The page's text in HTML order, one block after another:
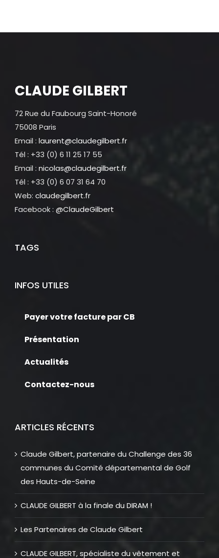
CLAUDE GILBERT
72 Rue du Faubourg Saint-Honoré
75008 Paris
Email : laurent@claudegilbert.fr
Tél : +33 (0) 6 11 25 17 55
Email : nicolas@claudegilbert.fr
Tél : +33 (0) 6 07 31 64 70
Web: claudegilbert.fr
Facebook : @ClaudeGilbert
TAGS
INFOS UTILES
Payer votre facture par CB
Présentation
Actualités
Contactez-nous
ARTICLES RÉCENTS
Claude Gilbert, partenaire du Challenge des 36
communes du Comité départemental de Golf
des Hauts-de-Seine
CLAUDE GILBERT à la finale du DIRAM !
Les Partenaires de Claude Gilbert
CLAUDE GILBERT, spécialiste du vêtement et